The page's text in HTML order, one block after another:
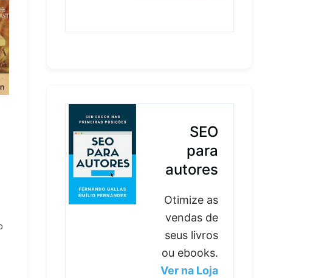
SEO
para
autores
Otimize as
vendas de
seus livros
ou ebooks.
Ver na Loja